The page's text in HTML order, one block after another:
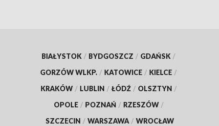
BIAŁYSTOK / BYDGOSZCZ / GDAŃSK /
GORZÓW WLKP. / KATOWICE / KIELCE /
KRAKÓW / LUBLIN / ŁÓDŹ / OLSZTYN /
OPOLE / POZNAŃ / RZESZÓW /
SZCZECIN / WARSZAWA / WROCŁAW